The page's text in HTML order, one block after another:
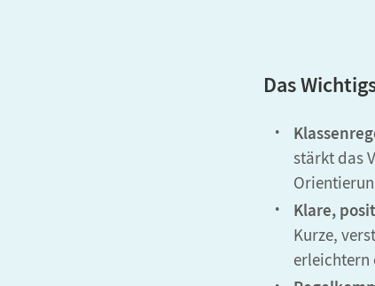
Das
stärkt das
Klare,
Kurze,
erleichtern